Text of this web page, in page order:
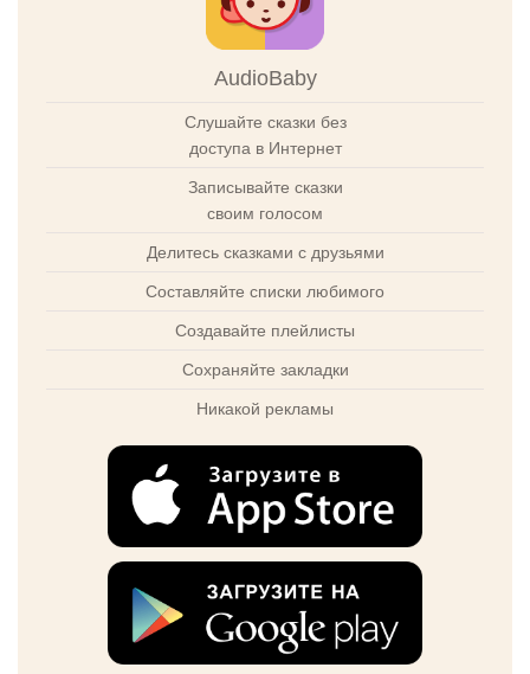
AudioBaby
Слушайте сказки без
доступа в Интернет
Записывайте сказки
своим голосом
Делитесь сказками с друзьями
Составляйте списки любимого
Создавайте плейлисты
Сохраняйте закладки
Никакой рекламы